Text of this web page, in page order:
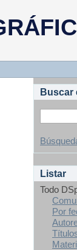
Buscar
Listar
Todo
Por